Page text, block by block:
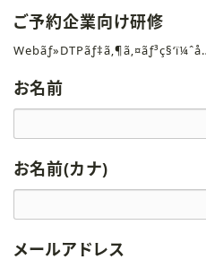
ご予約企業向け研修
お名前
お名前(カナ)
メールアドレス